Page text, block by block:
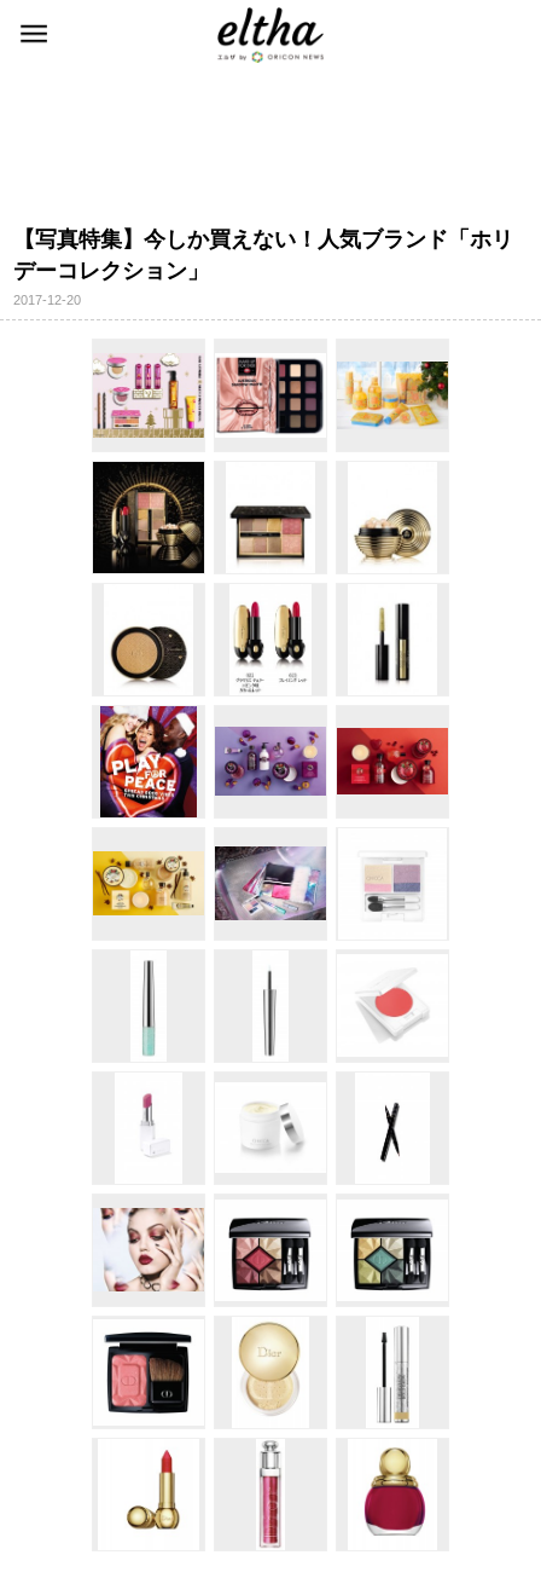
【写真特集】今しか買えない！人気ブランド「ホリ
デーコレクション」
2017-12-20